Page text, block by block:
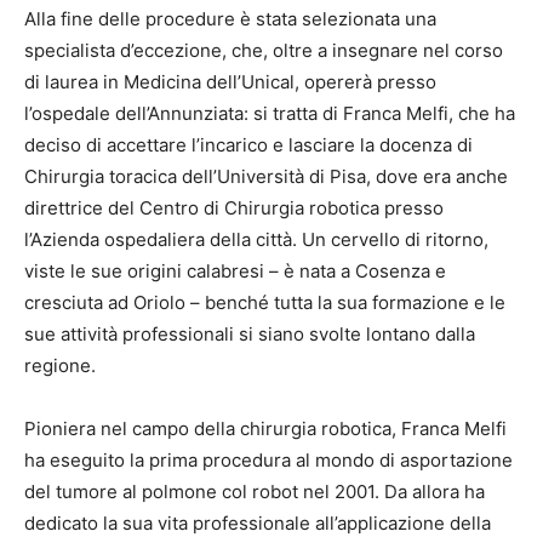
Alla fine delle procedure è stata selezionata una
specialista d’eccezione, che, oltre a insegnare nel corso
di laurea in Medicina dell’Unical, opererà presso
l’ospedale dell’Annunziata: si tratta di Franca Melfi, che ha
deciso di accettare l’incarico e lasciare la docenza di
Chirurgia toracica dell’Università di Pisa, dove era anche
direttrice del Centro di Chirurgia robotica presso
l’Azienda ospedaliera della città. Un cervello di ritorno,
viste le sue origini calabresi – è nata a Cosenza e
cresciuta ad Oriolo – benché tutta la sua formazione e le
sue attività professionali si siano svolte lontano dalla
regione.
Pioniera nel campo della chirurgia robotica, Franca Melfi
ha eseguito la prima procedura al mondo di asportazione
del tumore al polmone col robot nel 2001. Da allora ha
dedicato la sua vita professionale all’applicazione della